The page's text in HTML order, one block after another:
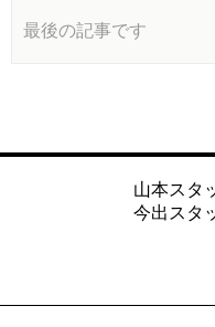
最後の記事です
山本スタ
今出スタ